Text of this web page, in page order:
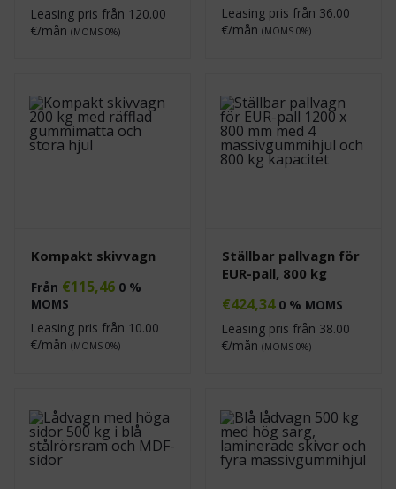
Leasing pris från 120.00
€/mån (MOMS 0%)
Leasing pris från 36.00
€/mån (MOMS 0%)
Kompakt skivvagn
Från €115,46 0 %
MOMS
Leasing pris från 10.00
€/mån (MOMS 0%)
Ställbar pallvagn för
EUR-pall, 800 kg
€424,34 0 % MOMS
Leasing pris från 38.00
€/mån (MOMS 0%)